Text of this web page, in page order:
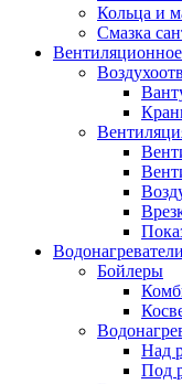
Кольца и
Смазка
Водонагреватели
Бойлеры
Над
Под